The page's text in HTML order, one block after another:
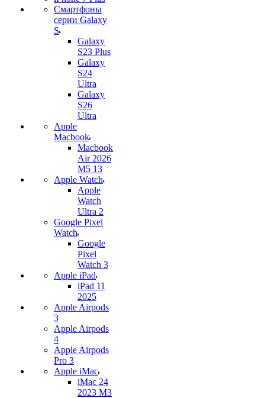
Смартфоны
серии Galaxy
S
Galaxy
S23 Plus
Galaxy
S24
Ultra
Galaxy
S26
Ultra
Apple
Macbook
Macbook
Air 2026
M5 13
Apple Watch
Apple
Watch
Ultra 2
Google Pixel
Watch
Google
Pixel
Watch 3
Apple iPad
iPad 11
2025
Apple Airpods
3
Apple Airpods
4
Apple Airpods
Pro 3
Apple iMac
iMac 24
2023 M3